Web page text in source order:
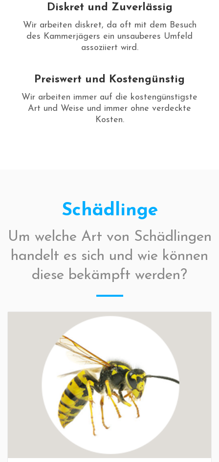
Diskret und Zuverlässig
Wir arbeiten diskret, da oft mit dem Besuch
des Kammerjägers ein unsauberes Umfeld
assoziiert wird.
Preiswert und Kostengünstig
Wir arbeiten immer auf die kostengünstigste
Art und Weise und immer ohne verdeckte
Kosten.
Schädlinge
Um welche Art von Schädlingen
handelt es sich und wie können
diese bekämpft werden?